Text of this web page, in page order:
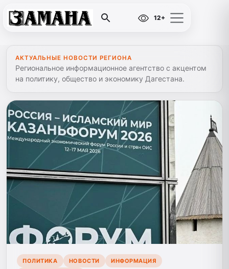
12+
АКТУАЛЬНЫЕ НОВОСТИ РЕГИОНА
Региональное информационное агентство с акцентом
на политику, общество и экономику Дагестана.
ПОЛИТИКА НОВОСТИ
ИНФОРМАЦИЯ